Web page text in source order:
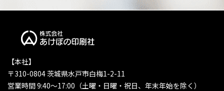
【本社】
〒310-0804 茨城県水戸市白梅1-2-11
営業時間 9:40〜17:00（土曜・日曜・祝日、年末年始を除く）